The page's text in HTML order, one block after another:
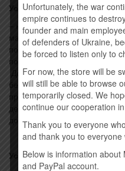
Условия возврата:
– несмотря на то, что
магазине, входит в список
подлежат возврату или
положень Закону України
Додаток N 3 до постанови
березня 1994 р. N 172″), мы
просьбы. Возврат товара
денежных средств только за
доставки в сумму возврата не
Условия отказа в
Unfortunately, the war
empire continues to
founder and main
of defenders of Ukraine,
be forced to listen only to
For now, the store will be
will still be able to browse
temporarily closed. We
continue our cooperation
Thank you to everyone
and thank you to
Below is information
and PayPal account.